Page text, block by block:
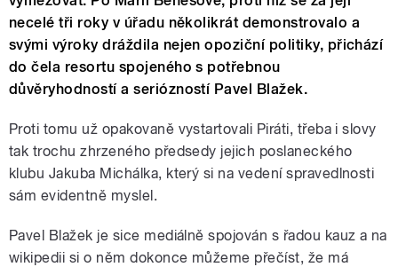
necelé tři roky v úřadu několikrát demonstrovalo a
svými výroky dráždila nejen opoziční politiky, přichází
do čela resortu spojeného s potřebnou
důvěryhodností a seriózností Pavel Blažek.
Proti tomu už opakovaně vystartovali Piráti, třeba i slovy
tak trochu zhrzeného předsedy jejich poslaneckého
klubu Jakuba Michálka, který si na vedení spravedlnosti
sám evidentně myslel.
Pavel Blažek je sice mediálně spojován s řadou kauz a na
wikipedii si o něm dokonce můžeme přečíst, že má